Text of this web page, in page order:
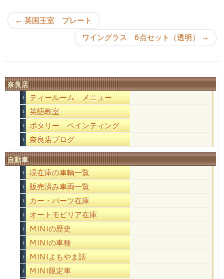
← 英国王室 プレート
ワイングラス 6点セット（透明）
→
奈良店
ティールーム メニュー
英語教室
ポタリー ペインティング
奈良店ブログ
自動車
現在庫の車輌一覧
販売済み車両一覧
カー・パーツ在庫
オートモビリア在庫
MINIの歴史
MINIの車種
MINIよもやま話
MINI限定車